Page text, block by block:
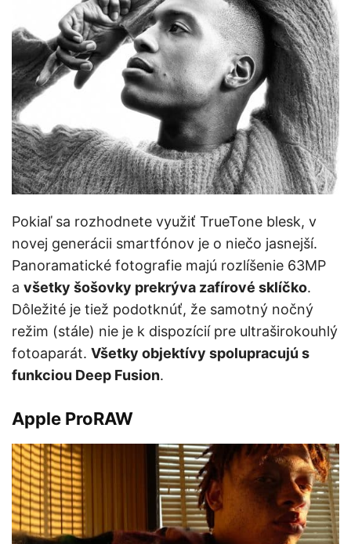
Pokiaľ sa rozhodnete využiť TrueTone blesk, v
novej generácii smartfónov je o niečo jasnejší.
Panoramatické fotografie majú rozlíšenie 63MP
a všetky šošovky prekrýva zafírové sklíčko.
Dôležité je tiež podotknúť, že samotný nočný
režim (stále) nie je k dispozícií pre ultraširokouhlý
fotoaparát. Všetky objektívy spolupracujú s
funkciou Deep Fusion.
Apple ProRAW